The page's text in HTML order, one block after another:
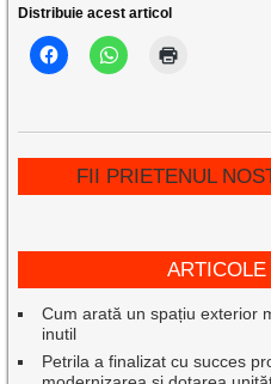
Distribuie acest articol
FII PRIETENUL
Cum arată un spațiu exterior
inutil
Petrila a finalizat cu succes